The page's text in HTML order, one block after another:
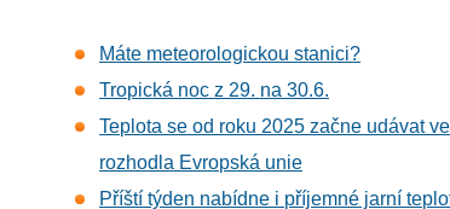
Máte meteorologickou stanici?
Tropická noc z 29. na 30.6.
Teplota se od roku 2025 začne udávat
rozhodla Evropská unie
Příští týden nabídne i příjemné jarní